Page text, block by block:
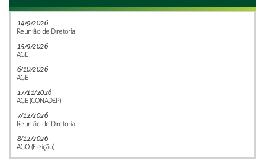
14/9/2026
Reunião de Diretoria
15/9/2026
AGE
6/10/2026
AGE
17/11/2026
AGE (CONADEP)
7/12/2026
Reunião de Diretoria
8/12/2026
AGO (Eleição)